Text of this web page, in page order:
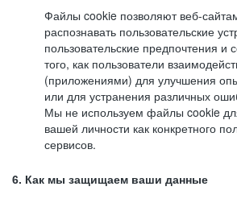
Файлы cookie позволяют веб-
распознавать пользовательские
пользовательские предпочтения и
того, как пользователи
(приложениями) для улучшения
или для устранения различных
Мы не используем файлы cookie
вашей личности как конкретного
сервисов.
6. Как мы защищаем ваши данные